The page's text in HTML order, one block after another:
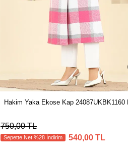
Hakim Yaka Ekose Kap 24087UKBK1160
750,00 TL
Sepette Net %28 İndirim 540,00 TL